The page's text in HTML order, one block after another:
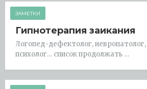
ЗАМЕТКИ
Гипнотерапия заикания
Логопед-дефектолог, невропатолог,
психолог… список продолжать …